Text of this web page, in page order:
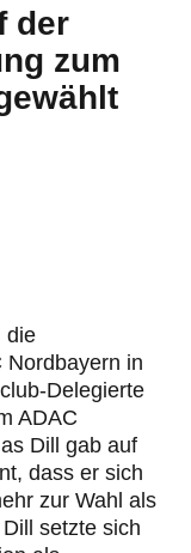
der
zum
die
Nordbayern in
Delegierte
ADAC
Dill gab auf
dass er sich
zur Wahl als
setzte sich